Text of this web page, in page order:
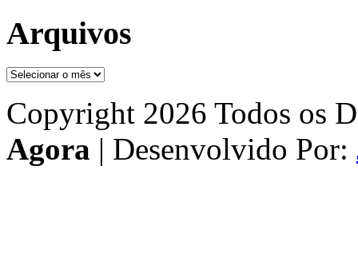
Arquivos
Arquivos
Copyright 2026 Todos os
Agora | Desenvolvido Por: